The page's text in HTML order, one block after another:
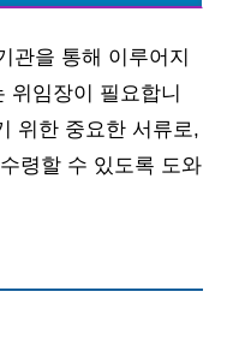
관을 통해 이루어지
위임장이 필요합니
위한 중요한 서류로,
령할 수 있도록 도와